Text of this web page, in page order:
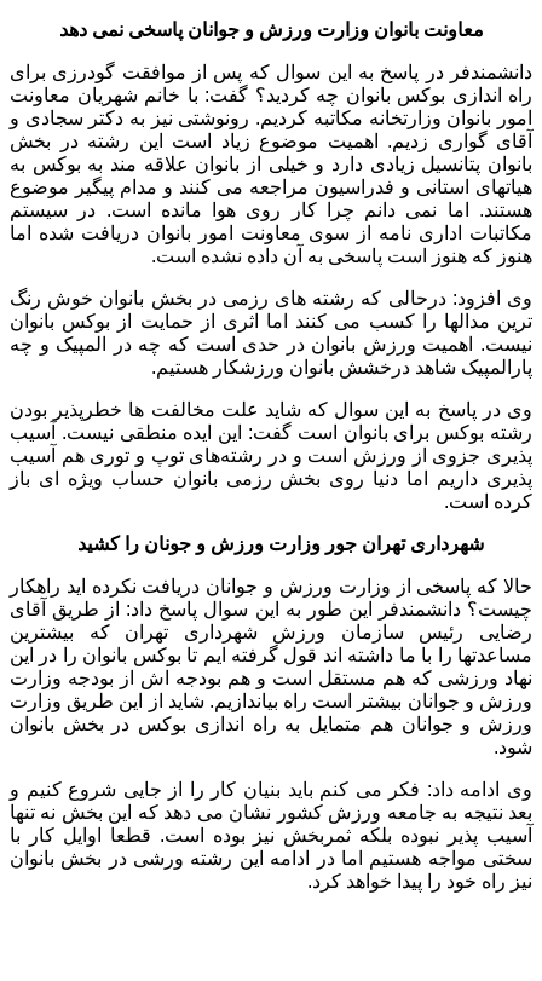
معاونت بانوان وزارت ورزش و جوانان پاسخی نمی دهد
دانشمندفر در پاسخ به این سوال که پس از موافقت گودرزی برای
راه اندازی بوکس بانوان چه کردید؟ گفت: با خانم شهریان معاونت
امور بانوان وزارتخانه مکاتبه کردیم. رونوشتی نیز به دکتر سجادی و
آقای گواری زدیم. اهمیت موضوع زیاد است این رشته در بخش
بانوان پتانسیل زیادی دارد و خیلی از بانوان علاقه مند به بوکس به
هیاتهای استانی و فدراسیون مراجعه می کنند و مدام پیگیر موضوع
هستند. اما نمی دانم چرا کار روی هوا مانده است. در سیستم
مکاتبات اداری نامه از سوی معاونت امور بانوان دریافت شده اما
هنوز که هنوز است پاسخی به آن داده نشده است.
وی افزود: درحالی که رشته های رزمی در بخش بانوان خوش رنگ
ترین مدالها را کسب می کنند اما اثری از حمایت از بوکس بانوان
نیست. اهمیت ورزش بانوان در حدی است که چه در المپیک و چه
پارالمپیک شاهد درخشش بانوان ورزشکار هستیم.
وی در پاسخ به این سوال که شاید علت مخالفت ها خطرپذیر بودن
رشته بوکس برای بانوان است گفت: این ایده منطقی نیست. آسیب
پذیری جزوی از ورزش است و در رشته‌های توپ و توری هم آسیب
پذیری داریم اما دنیا روی بخش رزمی بانوان حساب ویژه ای باز
کرده است.
شهرداری تهران جور وزارت ورزش و جونان را کشید
حالا که پاسخی از وزارت ورزش و جوانان دریافت نکرده اید راهکار
چیست؟ دانشمندفر این طور به این سوال پاسخ داد: از طریق آقای
رضایی رئیس سازمان ورزش شهرداری تهران که بیشترین
مساعدتها را با ما داشته اند قول گرفته ایم تا بوکس بانوان را در این
نهاد ورزشی که هم مستقل است و هم بودجه اش از بودجه وزارت
ورزش و جوانان بیشتر است راه بیاندازیم. شاید از این طریق وزارت
ورزش و جوانان هم متمایل به راه اندازی بوکس در بخش بانوان
شود.
وی ادامه داد: فکر می کنم باید بنیان کار را از جایی شروع کنیم و
بعد نتیجه به جامعه ورزش کشور نشان می دهد که این بخش نه تنها
آسیب پذیر نبوده بلکه ثمربخش نیز بوده است. قطعا اوایل کار با
سختی مواجه هستیم اما در ادامه این رشته ورشی در بخش بانوان
نیز راه خود را پیدا خواهد کرد.